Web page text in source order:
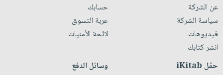
عن الشركة
سياسة الشركة
فيديوهات
انشر كتابك
حسابك
عربة التسوق
لائحة الأمنيات
حمّل iKitab وسائل الدفع